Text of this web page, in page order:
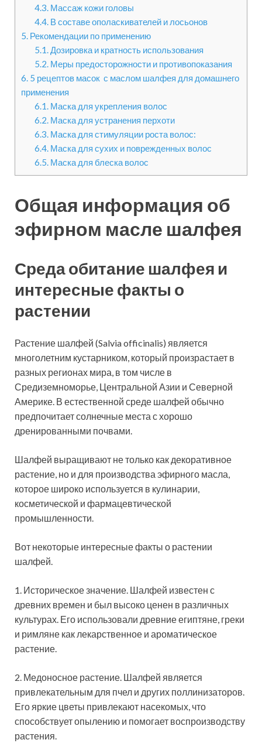
4.3.Массаж кожи головы
4.4.В составе ополаскивателей и лосьонов
5. Рекомендации по применению
5.1.Дозировка и кратность использования
5.2.Меры предосторожности и противопоказания
6. 5 рецептов масок с маслом шалфея для домашнего
применения
6.1.Маска для укрепления волос
6.2.Маска для устранения перхоти
6.3.Маска для стимуляции роста волос:
6.4.Маска для сухих и поврежденных волос
6.5.Маска для блеска волос
Общая информация об
эфирном масле шалфея
Среда обитание шалфея и
интересные факты о
растении
Растение шалфей (Salvia officinalis) является
многолетним кустарником, который произрастает в
разных регионах мира, в том числе в
Средиземноморье, Центральной Азии и Северной
Америке. В естественной среде шалфей обычно
предпочитает солнечные места с хорошо
дренированными почвами.
Шалфей выращивают не только как декоративное
растение, но и для производства эфирного масла,
которое широко используется в кулинарии,
косметической и фармацевтической
промышленности.
Вот некоторые интересные факты о растении
шалфей.
1. Историческое значение. Шалфей известен с
древних времен и был высоко ценен в различных
культурах. Его использовали древние египтяне, греки
и римляне как лекарственное и ароматическое
растение.
2. Медоносное растение. Шалфей является
привлекательным для пчел и других поллинизаторов.
Его яркие цветы привлекают насекомых, что
способствует опылению и помогает воспроизводству
растения.